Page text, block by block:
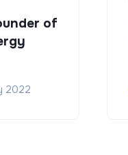
of
2022